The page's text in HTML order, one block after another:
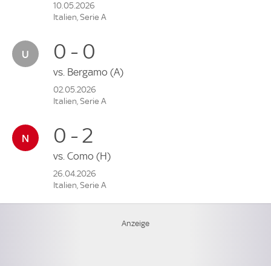
10.05.2026
Italien, Serie A
0 - 0
vs. Bergamo (A)
02.05.2026
Italien, Serie A
0 - 2
vs. Como (H)
26.04.2026
Italien, Serie A